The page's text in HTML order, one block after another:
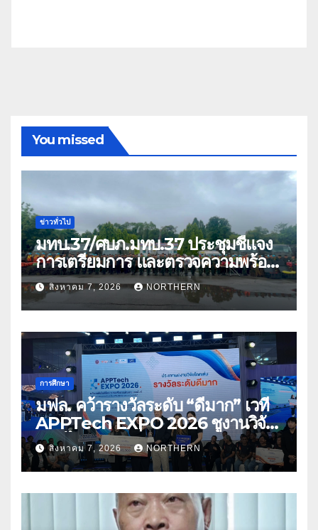
You missed
ข่าวทั่วไป
มทบ.37/ศบภ.มทบ.37 ประชุมชี้แจง
การเตรียมการ และตรวจความพร้อม
ด้านการบรรเทาสาธารณภัย
สิงหาคม 7, 2026 NORTHERN
การศึกษา
มฟล. คว้ารางวัลระดับ “ดีมาก” เวที
APPTech EXPO 2026 ชูงานวิจัย
สมุนไพร ขับเคลื่อนนวัตกรรมสู่เชิง
พาณิชย์
สิงหาคม 7, 2026 NORTHERN